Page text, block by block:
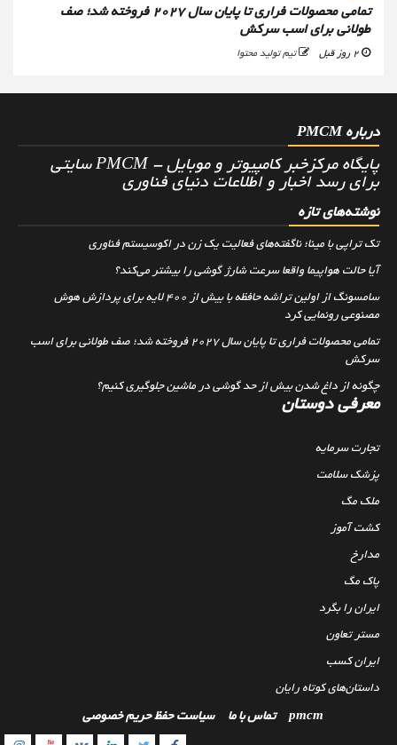
تمامی محصولات فراری تا پایان سال ۲۰۲۷ فروخته شد؛ صف
طولانی برای اسب سرکش
تیم تولید محتوا
درباره PMCM
پایگاه مرکزخبر کامپیوتر و موبایل - PMCM سایتی
برای رسد اخبار و اطلاعات دنیای فناوری
نوشته‌های تازه
تک تراپی با مینا؛ ناگفته‌های فعالیت یک زن در اکوسیستم فناوری
آیا حالت هواپیما واقعا سرعت شارژ گوشی را بیشتر می‌کند؟
سامسونگ از اولین تراشه حافظه با بیش از ۴۰۰ لایه برای پردازش هوش
مصنوعی رونمایی کرد
تمامی محصولات فراری تا پایان سال ۲۰۲۷ فروخته شد؛ صف طولانی برای اسب
سرکش
چگونه از داغ شدن بیش از حد گوشی در ماشین جلوگیری کنیم؟
معرفی دوستان
تجارت سرمایه
پزشک سلامت
ملک مگ
کشت آموز
مدارخ
پاک مگ
ایران را بگرد
مستر تعاون
ایران کسب
داستان‌های کوتاه رایان
pmcm تماس با ما سیاست حفظ حریم خصوصی